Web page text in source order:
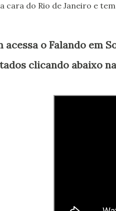
cara do Rio de Janeiro e
acessa o Falando em
clicando abaixo